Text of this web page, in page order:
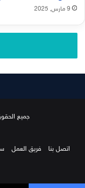
9 مارس, 2025
جميع
اتصل بنا فريق العمل